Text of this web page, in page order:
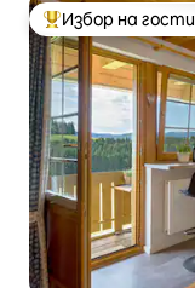
Най-популярен
Избор на